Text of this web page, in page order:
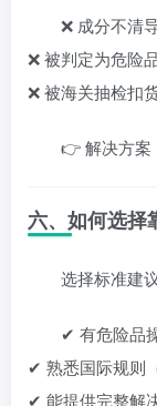
❌ 成分不清
❌ 被判定为危险
❌ 被海关抽检扣
👉 解决方案
六、如何选择
选择标准建
✔ 有危险品
✔ 熟悉国际规则
✔ 能提供完整解